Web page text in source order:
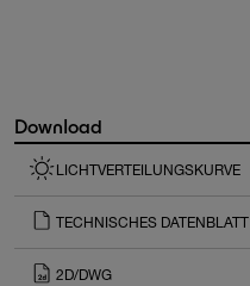
Download
LICHTVERTEILUNGSKURVE
TECHNISCHES DATENBLATT
2D/DWG